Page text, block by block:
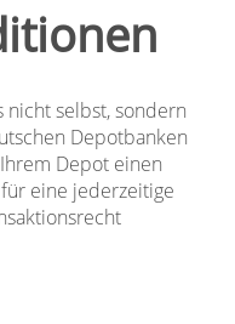
nicht selbst, sondern
Depotbanken
Depot einen
eine jederzeitige